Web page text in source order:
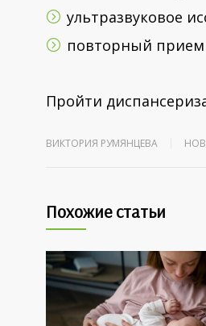
ультразвуковое
повторный прием
Пройти
ВИКТОРИЯ РУМЯНЦЕВА
Похожие статьи